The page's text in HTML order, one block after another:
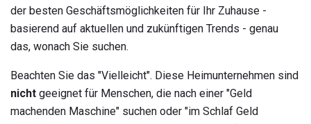
der besten Geschäftsmöglichkeiten für Ihr Zuhause -
basierend auf aktuellen und zukünftigen Trends - genau
das, wonach Sie suchen.
Beachten Sie das "Vielleicht". Diese Heimunternehmen sind
nicht geeignet für Menschen, die nach einer "Geld
machenden Maschine" suchen oder "im Schlaf Geld